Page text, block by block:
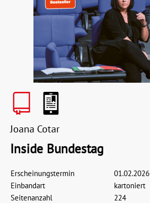
Joana Cotar
Inside Bundestag
Erscheinungstermin
01.02.2026
Einbandart
kartoniert
Seitenanzahl
224